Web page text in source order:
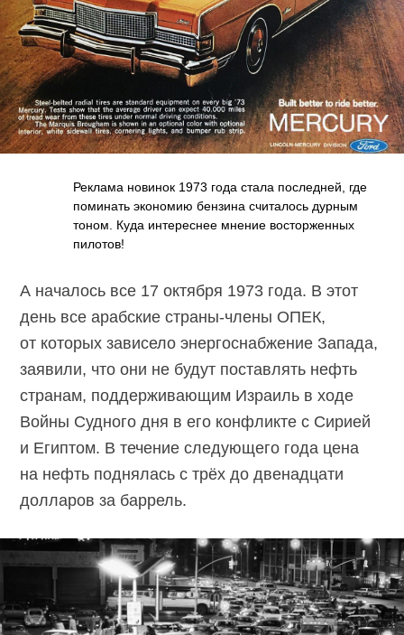
Реклама новинок 1973 года стала последней, где
поминать экономию бензина считалось дурным
тоном. Куда интереснее мнение восторженных
пилотов!
А началось все 17 октября 1973 года. В этот
день все арабские страны-члены ОПЕК,
от которых зависело энергоснабжение Запада,
заявили, что они не будут поставлять нефть
странам, поддерживающим Израиль в ходе
Войны Судного дня в его конфликте с Сирией
и Египтом. В течение следующего года цена
на нефть поднялась с трёх до двенадцати
долларов за баррель.